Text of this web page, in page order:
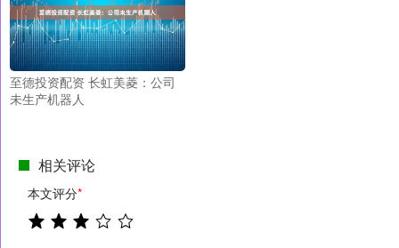
至德投资配资 长虹美菱：公司
未生产机器人
相关评论
本文评分*